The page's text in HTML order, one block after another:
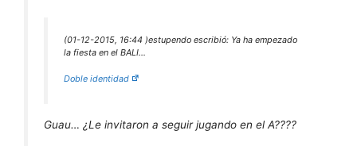
(01-12-2015, 16:44 )estupendo escribió: Ya ha empezado
la fiesta en el BALI…
Doble identidad
Guau… ¿Le invitaron a seguir jugando en el A????